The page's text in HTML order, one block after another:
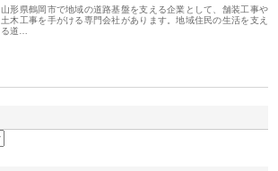
山形県鶴岡市で地域の道路基盤を支える企業として、舗装工事や
土木工事を手がける専門会社があります。地域住民の生活を支え
る道…